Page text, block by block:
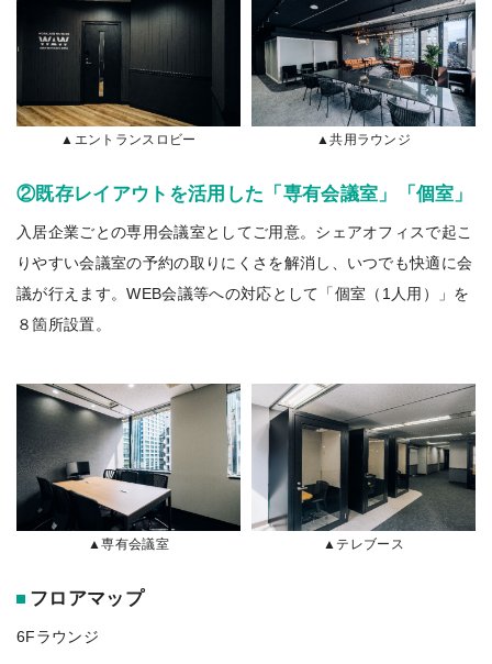
▲エントランスロビー ▲共用ラウンジ
②既存レイアウトを活用した「専有会議室」「個室」
入居企業ごとの専用会議室としてご用意。シェアオフィスで起こ
りやすい会議室の予約の取りにくさを解消し、いつでも快適に会
議が行えます。WEB会議等への対応として「個室（1人用）」を
８箇所設置。
▲専有会議室 ▲テレブース
フロアマップ
6Fラウンジ